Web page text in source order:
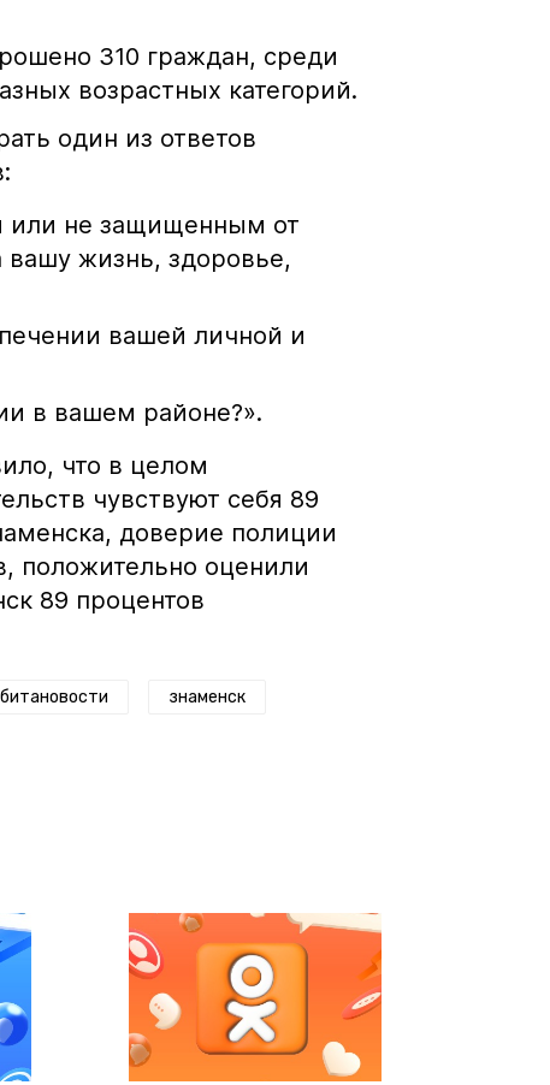
310 граждан, среди
возрастных категорий.
один из ответов
или не защищенным от
вашу жизнь, здоровье,
вашей личной и
в вашем районе?».
что в целом
чувствуют себя 89
доверие полиции
положительно оценили
89 процентов
знаменск